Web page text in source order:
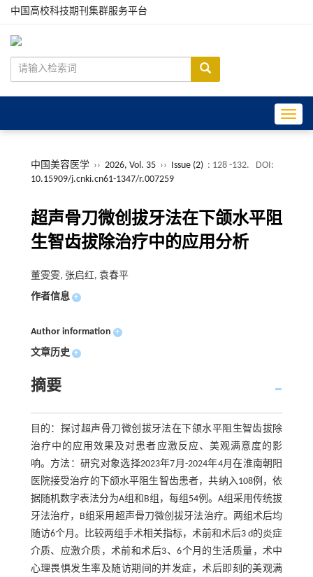
中国高校科技期刊集群服务平台
中国美容医学 ›› 2026, Vol. 35 ›› Issue (2) : 128 -132.
DOI:
10.15909/j.cnki.cn61-1347/r.007259
超声骨刀微创拔牙法在下颌水平阻
生智齿拔除治疗中的应用分析
董雯雯, 张启红, 袁春平
作者信息 +
Author information +
文章历史 +
摘要
目的：探讨超声骨刀微创拔牙法在下颌水平阻生智齿拔除
治疗中的应用效果及对患者应激反应、美观满意度的影
响。方法：研究对象选择2023年7月-2024年4月在淮南朝阳
医院接受治疗的下颌水平阻生智齿患者，共纳入108例，依
据随机数字表法分为A组和B组，每组54例。A组采用传统拔
牙法治疗，B组采用超声骨刀微创拔牙法治疗。两组术后均
随访6个月。比较两组手术相关指标，术前和术后3 d的炎症
介质、应激介质，术前和术后3、6个月的生活质量，术中
心理畏惧发生率及随访期间的并发症，术后即刻的美观满